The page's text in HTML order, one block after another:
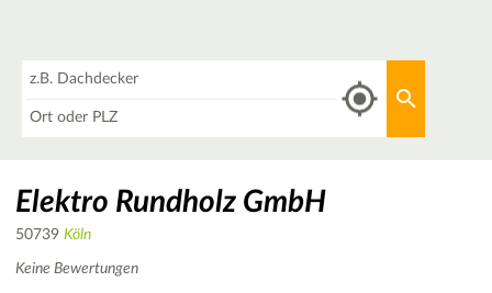
Elektro Rundholz GmbH
50739 Köln
Keine Bewertungen